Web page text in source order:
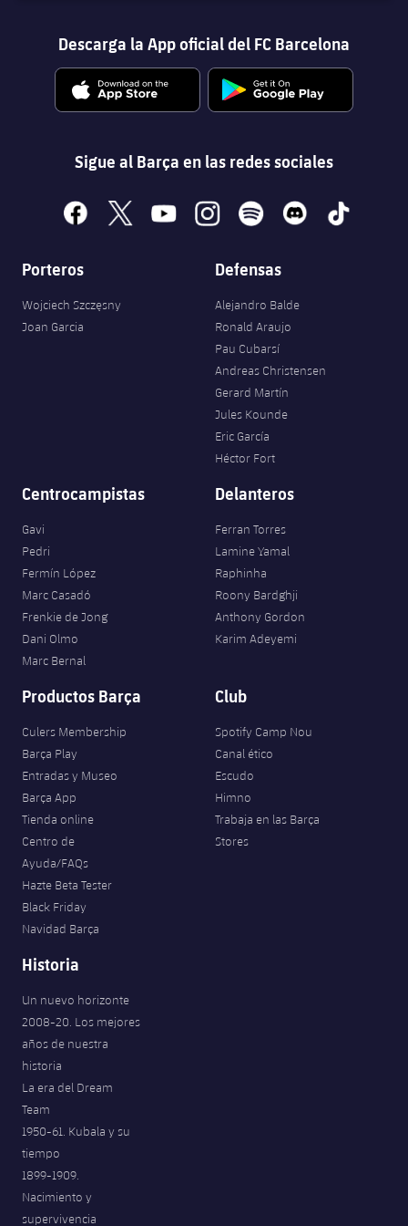
Descarga la App oficial del FC Barcelona
Sigue al Barça en las redes sociales
facebook
x youtubeinstagramspotify discord tiktok
Porteros
Wojciech Szczęsny
Joan Garcia
Defensas
Alejandro Balde
Ronald Araujo
Pau Cubarsí
Andreas Christensen
Gerard Martín
Jules Kounde
Eric García
Héctor Fort
Centrocampistas
Gavi
Pedri
Fermín López
Marc Casadó
Frenkie de Jong
Dani Olmo
Marc Bernal
Delanteros
Ferran Torres
Lamine Yamal
Raphinha
Roony Bardghji
Anthony Gordon
Karim Adeyemi
Productos Barça
Culers Membership
Barça Play
Entradas y Museo
Barça App
Tienda online
Centro de
Ayuda/FAQs
Hazte Beta Tester
Black Friday
Navidad Barça
Club
Spotify Camp Nou
Canal ético
Escudo
Himno
Trabaja en las Barça
Stores
Historia
Un nuevo horizonte
2008-20. Los mejores
años de nuestra
historia
La era del Dream
Team
1950-61. Kubala y su
tiempo
1899-1909.
Nacimiento y
supervivencia